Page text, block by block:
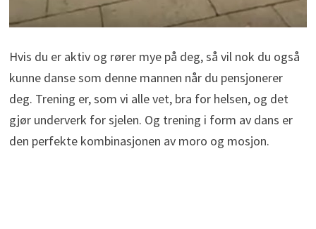
Hvis du er aktiv og rører mye på deg, så vil nok du også
kunne danse som denne mannen når du pensjonerer
deg. Trening er, som vi alle vet, bra for helsen, og det
gjør underverk for sjelen. Og trening i form av dans er
den perfekte kombinasjonen av moro og mosjon.